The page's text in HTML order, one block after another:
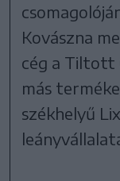
Kovászna
cég a Tiltott
más
székhelyű